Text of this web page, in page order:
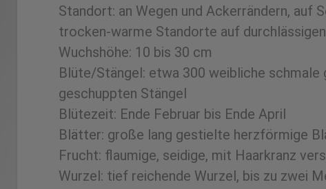
Standort: an Wegen und Ackerrändern, auf
trocken-warme Standorte auf
Wuchshöhe: 10 bis 30 cm
Blüte/Stängel: etwa 300 weibliche schmale
geschuppten Stängel
Blütezeit: Ende Februar bis Ende April
Blätter: große lang gestielte herzförmige
Frucht: flaumige, seidige, mit Haarkranz
Wurzel: tief reichende Wurzel, bis zu zwei